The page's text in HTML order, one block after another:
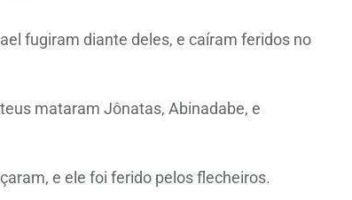
fugiram diante deles, e caíram feridos no
mataram Jônatas, Abinadabe, e
e ele foi ferido pelos flecheiros.